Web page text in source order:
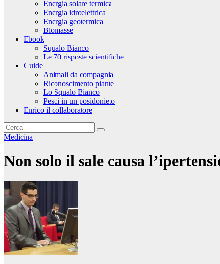
Energia solare termica
Energia idroelettrica
Energia geotermica
Biomasse
Ebook
Squalo Bianco
Le 70 risposte scientifiche…
Guide
Animali da compagnia
Riconoscimento piante
Lo Squalo Bianco
Pesci in un posidonieto
Enrico il collaboratore
Medicina
Non solo il sale causa